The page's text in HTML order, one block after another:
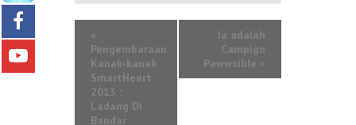
«
Pengembaraan
Kanak-kanak
SmartHeart
2013 :
Ladang Di
Bandar
Ia adalah
Campign
Pawwsible »